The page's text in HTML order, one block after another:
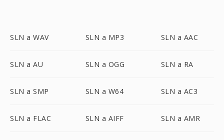
SLN a WAV SLN a MP3 SLN a AAC
SLN a AU SLN a OGG SLN a RA
SLN a SMP SLN a W64 SLN a AC3
SLN a FLAC SLN a AIFF SLN a AMR